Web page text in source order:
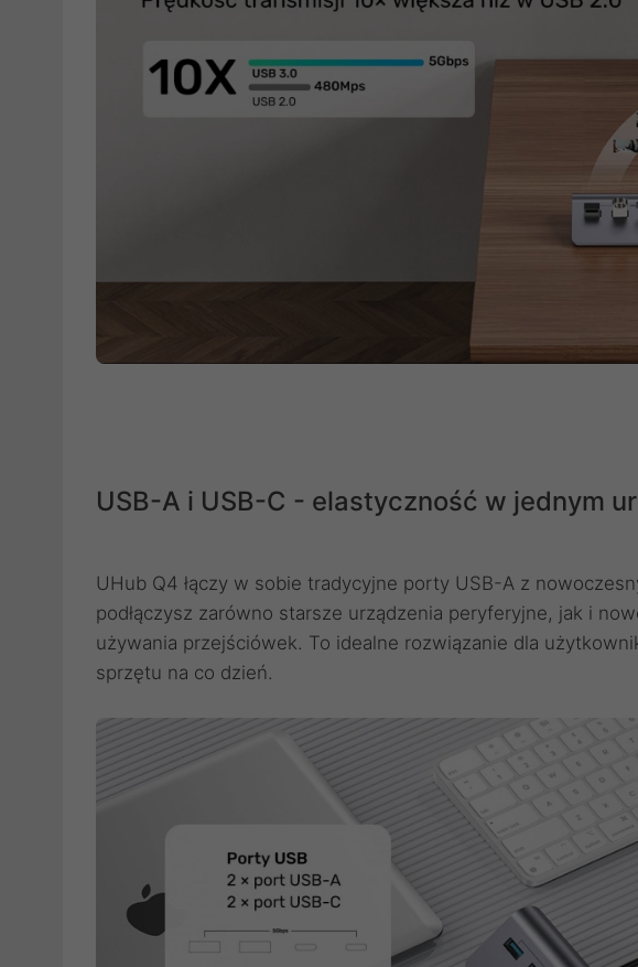
USB-A i USB-C - elastyczność w jednym
UHub Q4 łączy w sobie tradycyjne porty USB-A z
podłączysz zarówno starsze urządzenia peryferyjne, jak i
używania przejściówek. To idealne rozwiązanie dla
sprzętu na co dzień.